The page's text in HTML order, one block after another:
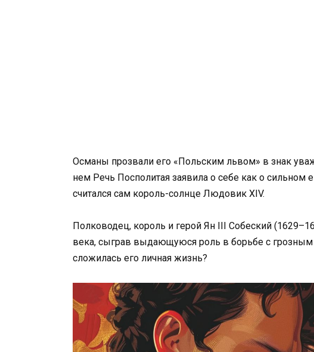
Османы прозвали его «Польским львом» в знак
нем Речь Посполитая заявила о себе как о сильном
считался сам король-солнце Людовик XIV.
Полководец, король и герой Ян III Собеский
века, сыграв выдающуюся роль в борьбе с
сложилась его личная жизнь?